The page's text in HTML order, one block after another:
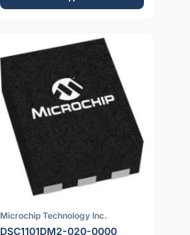
Microchip Technology Inc.
DSC1101DM2-020-0000